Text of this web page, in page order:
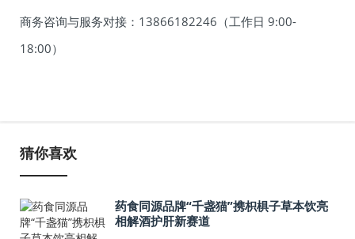
商务咨询与服务对接：13866182246（工作日 9:00-
18:00）
猜你喜欢
药食同源品牌“千盏猫”携枳椇子草本饮亮
相解酒护肝新赛道